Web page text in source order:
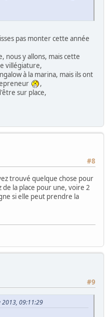
pas monter cette année
nous y allons, mais cette
villégiature,
à la marina, mais ils ont
,
sur place,
#8
trouvé quelque chose pour
de la place pour une, voire 2
si elle peut prendre la
#9
2013, 09:11:29